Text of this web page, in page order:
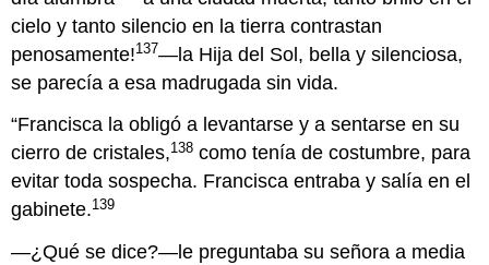
cielo y tanto silencio en la tierra contrastan
penosamente!137—la Hija del Sol, bella y silenciosa,
se parecía a esa madrugada sin vida.
“Francisca la obligó a levantarse y a sentarse en su
cierro de cristales,138 como tenía de costumbre, para
evitar toda sospecha. Francisca entraba y salía en el
gabinete.139
—¿Qué se dice?—le preguntaba su señora a media